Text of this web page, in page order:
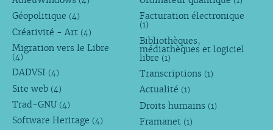
Géopolitique (4)
Créativité - Art (4)
Migration vers le Libre
(4)
DADVSI (4)
Site web (4)
Trad-GNU (4)
Software Heritage (4)
Facturation électronique
(1)
Bibliothèques,
médiathèques et logiciel
libre (1)
Transcriptions (1)
Actualité (1)
Droits humains (1)
Framanet (1)